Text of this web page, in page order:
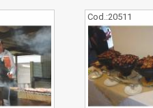
Cod.:20511